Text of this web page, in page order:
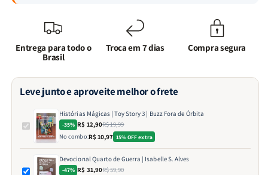
Entrega para todo o
Brasil
Troca em 7 dias Compra segura
Leve junto e aproveite melhor o frete
Histórias Mágicas | Toy Story 3 | Buzz Fora de Órbita
-35% R$ 12,90R$ 19,99
No combo:R$ 10,97 15% OFF extra
Devocional Quarto de Guerra | Isabelle S. Alves
-47% R$ 31,90R$ 59,90